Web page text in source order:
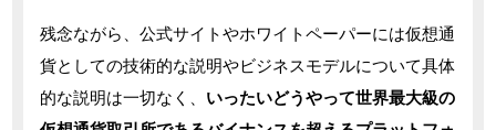
残念ながら、公式サイトやホワイトペーパーには仮想通
貨としての技術的な説明やビジネスモデルについて具体
的な説明は一切なく、 いったいどうやって世界最大級の